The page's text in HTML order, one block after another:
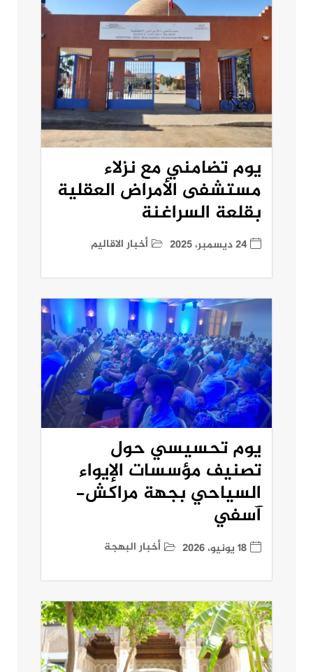
يوم تضامني مع نزلاء
مستشفى الأمراض العقلية
بقلعة السراغنة
24 ديسمبر، 2025 أخبار الاقاليم
يوم تحسيسي حول
تصنيف مؤسسات الإيواء
السياحي بجهة مراكش-
آسفي
18 يونيو، 2026 أخبار البهجة